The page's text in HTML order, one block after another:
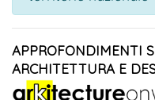
APPROFONDIMENTI
ARCHITETTURA E